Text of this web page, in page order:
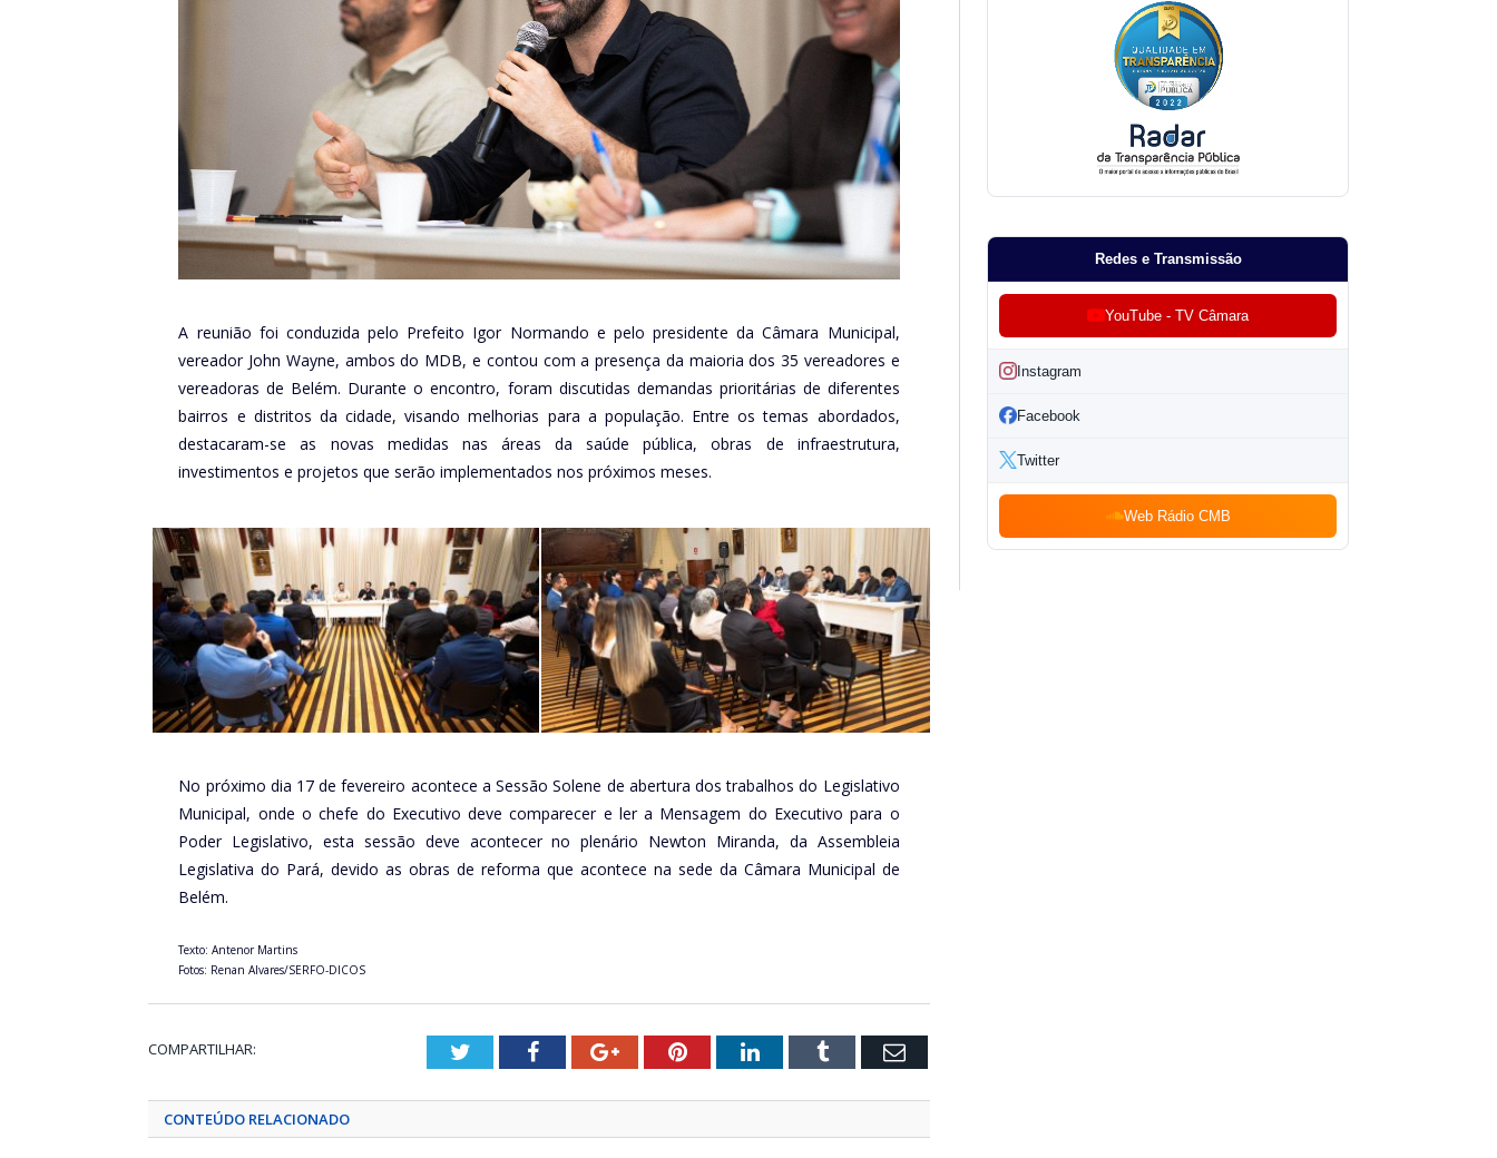
A reunião foi conduzida pelo Prefeito Igor Normando e pelo presidente da Câmara Municipal,
vereador John Wayne, ambos do MDB, e contou com a presença da maioria dos 35 vereadores e
vereadoras de Belém. Durante o encontro, foram discutidas demandas prioritárias de diferentes
bairros e distritos da cidade, visando melhorias para a população. Entre os temas abordados,
destacaram-se as novas medidas nas áreas da saúde pública, obras de infraestrutura,
investimentos e projetos que serão implementados nos próximos meses.
No próximo dia 17 de fevereiro acontece a Sessão Solene de abertura dos trabalhos do Legislativo
Municipal, onde o chefe do Executivo deve comparecer e ler a Mensagem do Executivo para o
Poder Legislativo, esta sessão deve acontecer no plenário Newton Miranda, da Assembleia
Legislativa do Pará, devido as obras de reforma que acontece na sede da Câmara Municipal de
Belém.
Texto: Antenor Martins
Fotos: Renan Alvares/SERFO-DICOS
COMPARTILHAR: TwitterFacebookGoogle+PinterestLinkedInTumblr Email
CONTEÚDO RELACIONADO
Redes e Transmissão
YouTube - TV Câmara
Instagram
Facebook
Twitter
Web Rádio CMB